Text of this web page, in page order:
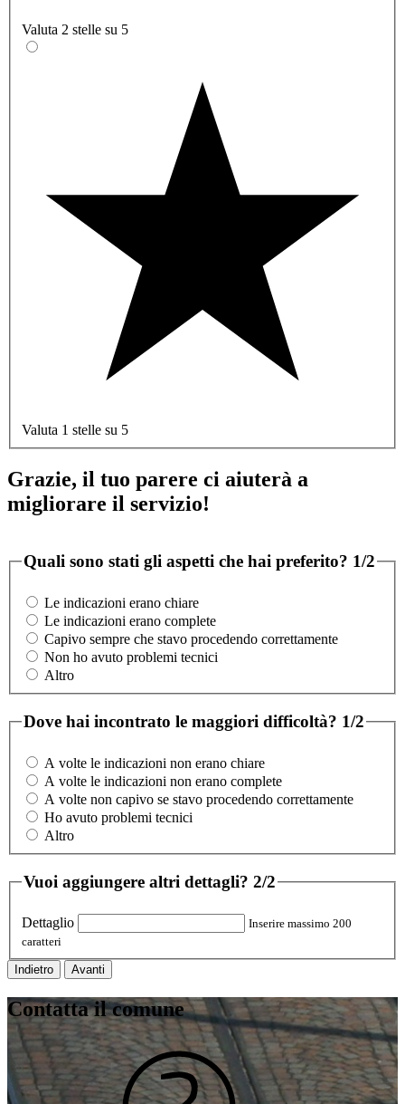
Valuta 2 stelle su 5
Valuta 1 stelle su 5
Grazie, il tuo parere ci aiuterà a
migliorare il servizio!
Quali sono stati gli aspetti che hai preferito? 1/2
Le indicazioni erano chiare
Le indicazioni erano complete
Capivo sempre che stavo procedendo correttamente
Non ho avuto problemi tecnici
Altro
Dove hai incontrato le maggiori difficoltà? 1/2
A volte le indicazioni non erano chiare
A volte le indicazioni non erano complete
A volte non capivo se stavo procedendo correttamente
Ho avuto problemi tecnici
Altro
Vuoi aggiungere altri dettagli? 2/2
Dettaglio
Inserire massimo 200
caratteri
Indietro Avanti
Contatta il comune